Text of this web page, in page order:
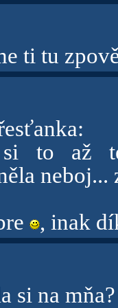
ti tu
to až
, inak
si na mňa?